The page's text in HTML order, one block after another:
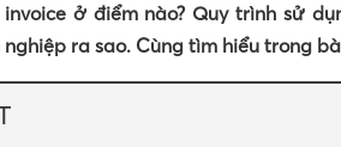
ở điểm nào? Quy trình sử
ra sao. Cùng tìm hiểu trong